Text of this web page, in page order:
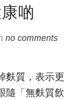
啲
no comments
麩質，表示更
隨「無麩質飲